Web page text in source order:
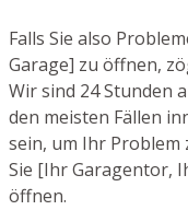
Falls Sie also
Garage] zu öffnen,
Wir sind 24 Stunden
den meisten Fällen
sein, um Ihr
Sie [Ihr Garagentor,
öffnen.